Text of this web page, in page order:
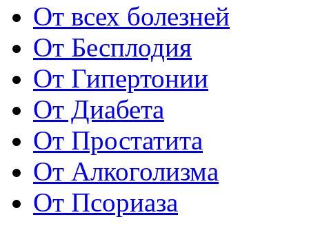
От всех болезней
От Бесплодия
От Гипертонии
От Диабета
От Простатита
От Алкоголизма
От Псориаза